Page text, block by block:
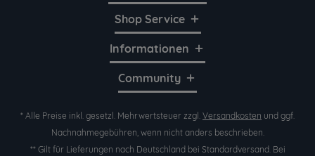
Shop Service
Informationen
Community
* Alle Preise inkl. gesetzl. Mehrwertsteuer zzgl. Versandkosten und ggf.
Nachnahmegebühren, wenn nicht anders beschrieben.
** Gilt für Lieferungen nach Deutschland bei Standardversand. Bei